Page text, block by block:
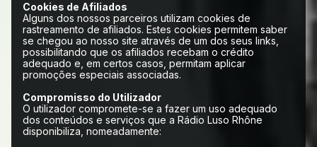
Cookies de Afiliados
Alguns dos nossos parceiros utilizam cookies de
rastreamento de afiliados. Estes cookies permitem saber
se chegou ao nosso site através de um dos seus links,
possibilitando que os afiliados recebam o crédito
adequado e, em certos casos, permitam aplicar
promoções especiais associadas.
Compromisso do Utilizador
O utilizador compromete-se a fazer um uso adequado
dos conteúdos e serviços que a Rádio Luso Rhône
disponibiliza, nomeadamente: